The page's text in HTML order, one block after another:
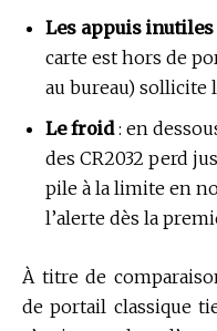
Les appuis inutiles
carte est hors de
au bureau) sollicite
Le froid: en
des CR2032 perd
pile à la limite en
l’alerte dès la
À titre de
de portail classique